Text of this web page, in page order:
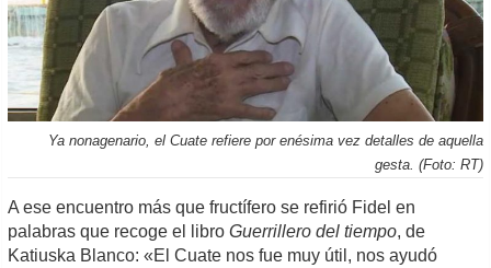
Ya nonagenario, el Cuate refiere por enésima vez detalles de aquella
gesta. (Foto: RT)
A ese encuentro más que fructífero se refirió Fidel en
palabras que recoge el libroGuerrillero del tiempo, de
Katiuska Blanco: «El Cuate nos fue muy útil, nos ayudó